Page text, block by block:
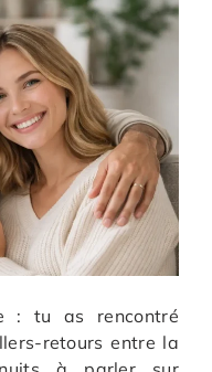
: tu as rencontré
retours entre la